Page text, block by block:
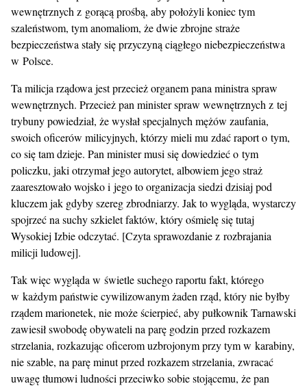
wewnętrznych z gorącą prośbą, aby położyli koniec tym
szaleństwom, tym anomaliom, że dwie zbrojne straże
bezpieczeństwa stały się przyczyną ciągłego niebezpieczeństwa
w Polsce.
Ta milicja rządowa jest przecież organem pana ministra spraw
wewnętrznych. Przecież pan minister spraw wewnętrznych z tej
trybuny powiedział, że wysłał specjalnych mężów zaufania,
swoich oficerów milicyjnych, którzy mieli mu zdać raport o tym,
co się tam dzieje. Pan minister musi się dowiedzieć o tym
policzku, jaki otrzymał jego autorytet, albowiem jego straż
zaaresztowało wojsko i jego to organizacja siedzi dzisiaj pod
kluczem jak gdyby szereg zbrodniarzy. Jak to wygląda, wystarczy
spojrzeć na suchy szkielet faktów, który ośmielę się tutaj
Wysokiej Izbie odczytać. [Czyta sprawozdanie z rozbrajania
milicji ludowej].
Tak więc wygląda w świetle suchego raportu fakt, którego
w każdym państwie cywilizowanym żaden rząd, który nie byłby
rządem marionetek, nie może ścierpieć, aby pułkownik Tarnawski
zawiesił swobodę obywateli na parę godzin przed rozkazem
strzelania, rozkazując oficerom uzbrojonym przy tym w karabiny,
nie szable, na parę minut przed rozkazem strzelania, zwracać
uwagę tłumowi ludności przeciwko sobie stojącemu, że pan